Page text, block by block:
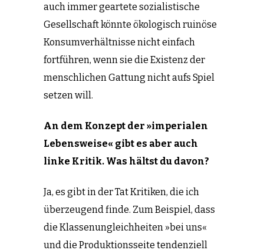
auch immer geartete sozialistische
Gesellschaft könnte ökologisch ruinöse
Konsumverhältnisse nicht einfach
fortführen, wenn sie die Existenz der
menschlichen Gattung nicht aufs Spiel
setzen will.
An dem Konzept der »imperialen
Lebensweise« gibt es aber auch
linke Kritik. Was hältst du davon?
Ja, es gibt in der Tat Kritiken, die ich
überzeugend finde. Zum Beispiel, dass
die Klassenungleichheiten »bei uns«
und die Produktionsseite tendenziell